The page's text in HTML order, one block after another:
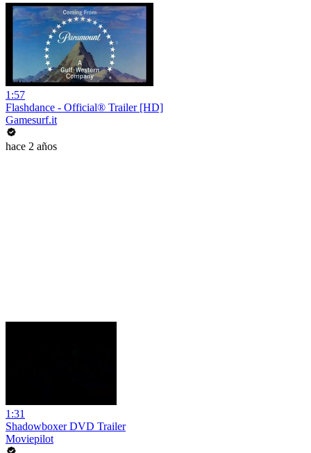
1:57
Flashdance - Official® Trailer [HD]
Gamesurf.it
hace 2 años
1:31
Shadowboxer DVD Trailer
Moviepilot